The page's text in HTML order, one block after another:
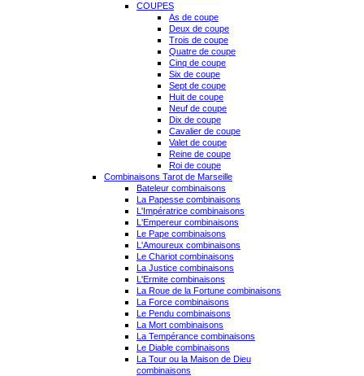
COUPES
As de coupe
Deux de coupe
Trois de coupe
Quatre de coupe
Cinq de coupe
Six de coupe
Sept de coupe
Huit de coupe
Neuf de coupe
Dix de coupe
Cavalier de coupe
Valet de coupe
Reine de coupe
Roi de coupe
Combinaisons Tarot de Marseille
Bateleur combinaisons
La Papesse combinaisons
L'Impératrice combinaisons
L'Empereur combinaisons
Le Pape combinaisons
L'Amoureux combinaisons
Le Chariot combinaisons
La Justice combinaisons
L'Ermite combinaisons
La Roue de la Fortune combinaisons
La Force combinaisons
Le Pendu combinaisons
La Mort combinaisons
La Tempérance combinaisons
Le Diable combinaisons
La Tour ou la Maison de Dieu
combinaisons